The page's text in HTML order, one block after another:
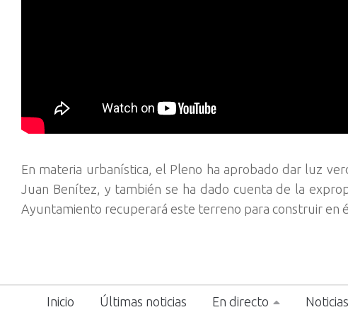
En materia urbanística, el Pleno ha aprobado dar luz
Juan Benítez, y también se ha dado cuenta de la
Ayuntamiento recuperará este terreno para construir en
Inicio Últimas noticias En directo Noticias